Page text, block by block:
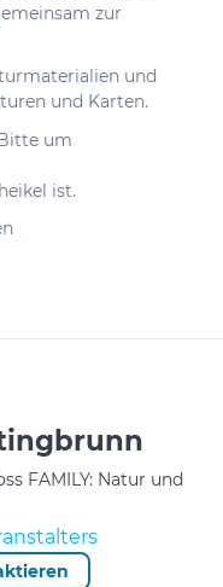
zur
und
und Karten.
um
ist.
FAMILY: Natur und